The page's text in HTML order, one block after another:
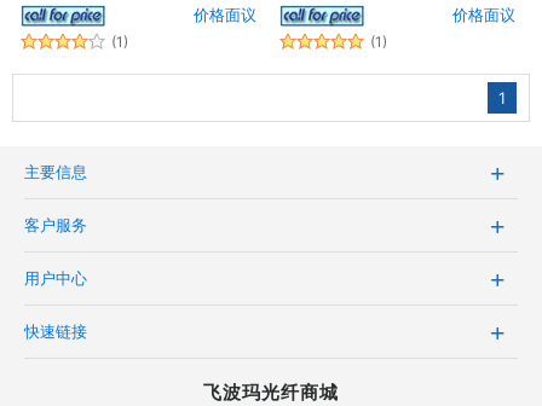
价格面议
(1)
价格面议
(1)
1
主要信息
客户服务
用户中心
快速链接
飞波玛光纤商城